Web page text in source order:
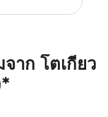
าก โตเกียว